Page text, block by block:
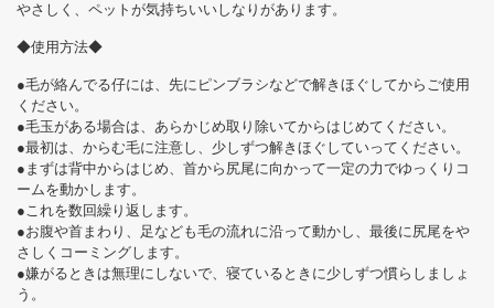
やさしく、ペットが気持ちいいしなりがあります。
◆使用方法◆
●毛が絡んでる仔には、先にピンブラシなどで解きほぐしてからご使用
ください。
●毛玉がある場合は、あらかじめ取り除いてからはじめてください。
●最初は、からむ毛に注意し、少しずつ解きほぐしていってください。
●まずは背中からはじめ、首から尻尾に向かって一定の力でゆっくりコ
ームを動かします。
●これを数回繰り返します。
●お腹や首まわり、足なども毛の流れに沿って動かし、最後に尻尾をや
さしくコーミングします。
●嫌がるときは無理にしないで、寝ているときに少しずつ慣らしましょ
う。